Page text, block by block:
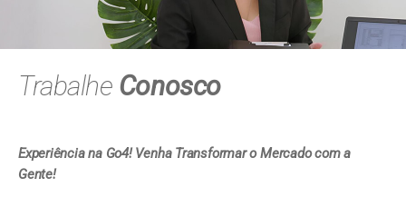
Trabalhe Conosco
Experiência na Go4! Venha Transformar o Mercado com a
Gente!